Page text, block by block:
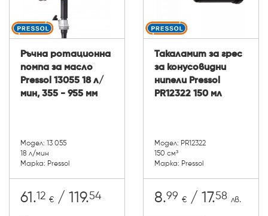
Ръчна ротационна
помпа за масло
Pressol 13055 18 л/
мин, 355 - 955 мм
Модел: 13 055
18 л/мин
Марка: Pressol
61.12 € / 119.54
Такаламит за грес
за конусовидни
нипели Pressol
PR12322 150 мл
Модел: PR12322
150 см³
Марка: Pressol
8.99 € / 17.58 лв.